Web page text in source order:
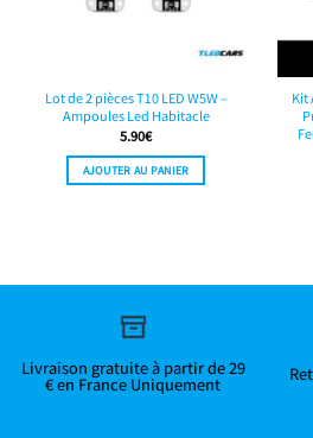
Lot de 2 pièces T10 LED W5W –
Ampoules Led Habitacle
5.90€
AJOUTER AU PANIER
Kit
Livraison gratuite à partir de 29
€ en France Uniquement